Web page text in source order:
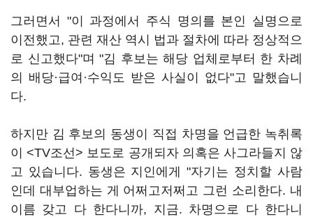
그러면서 "이 과정에서 주식 명의를 본인 실명으로
이전했고, 관련 재산 역시 법과 절차에 따라 정상적으
로 신고했다"며 "김 후보는 해당 업체로부터 한 차례
의 배당·급여·수익도 받은 사실이 없다"고 말했습니
다.
하지만 김 후보의 동생이 직접 차명을 언급한 녹취록
이 <TV조선> 보도로 공개되자 의혹은 사그라들지 않
고 있습니다. 동생은 지인에게 "자기는 정치할 사람
인데 대부업하는 게 어쩌고저쩌고 그런 소리한다. 내
이름 갖고 다 한다니까, 지금. 차명으로 다 한다니